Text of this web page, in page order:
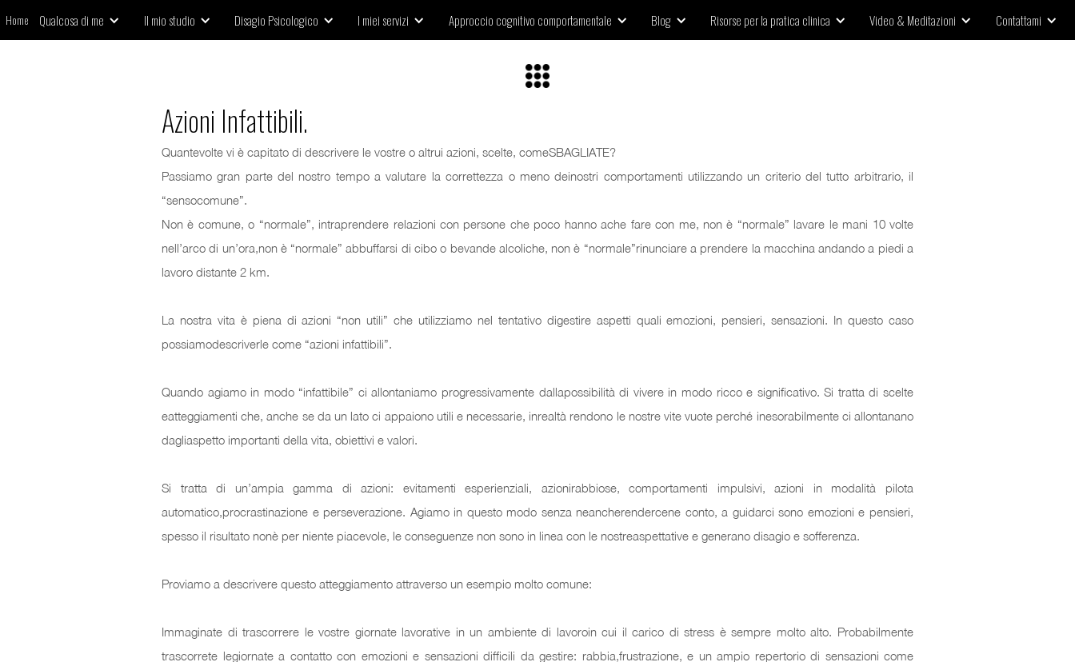
Home Qualcosa di me Il mio studio Disagio Psicologico I miei servizi Approccio cognitivo comportamentale Blog Risorse per la pratica clinica Video & Meditazioni Contattami
Azioni Infattibili.
Quantevolte vi è capitato di descrivere le vostre o altrui azioni, scelte, comeSBAGLIATE?
Passiamo gran parte del nostro tempo a valutare la correttezza o meno deinostri comportamenti utilizzando un criterio del tutto arbitrario, il
“sensocomune”.
Non è comune, o “normale”, intraprendere relazioni con persone che poco hanno ache fare con me, non è “normale” lavare le mani 10 volte
nell’arco di un’ora,non è “normale” abbuffarsi di cibo o bevande alcoliche, non è “normale”rinunciare a prendere la macchina andando a piedi a
lavoro distante 2 km.
La nostra vita è piena di azioni “non utili” che utilizziamo nel tentativo digestire aspetti quali emozioni, pensieri, sensazioni. In questo caso
possiamodescriverle come “azioni infattibili”.
Quando agiamo in modo “infattibile” ci allontaniamo progressivamente dallapossibilità di vivere in modo ricco e significativo. Si tratta di scelte
eatteggiamenti che, anche se da un lato ci appaiono utili e necessarie, inrealtà rendono le nostre vite vuote perché inesorabilmente ci allontanano
dagliaspetto importanti della vita, obiettivi e valori.
Si tratta di un’ampia gamma di azioni: evitamenti esperienziali, azionirabbiose, comportamenti impulsivi, azioni in modalità pilota
automatico,procrastinazione e perseverazione. Agiamo in questo modo senza neancherendercene conto, a guidarci sono emozioni e pensieri,
spesso il risultato nonè per niente piacevole, le conseguenze non sono in linea con le nostreaspettative e generano disagio e sofferenza.
Proviamo a descrivere questo atteggiamento attraverso un esempio molto comune:
Immaginate di trascorrere le vostre giornate lavorative in un ambiente di lavoroin cui il carico di stress è sempre molto alto. Probabilmente
trascorrete legiornate a contatto con emozioni e sensazioni difficili da gestire: rabbia,frustrazione, e un ampio repertorio di sensazioni come